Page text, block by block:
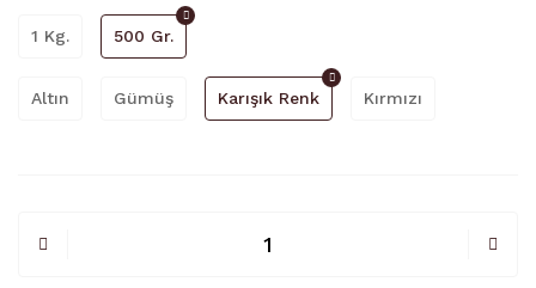
1 Kg. 500 Gr.
Altın Gümüş Karışık Renk Kırmızı